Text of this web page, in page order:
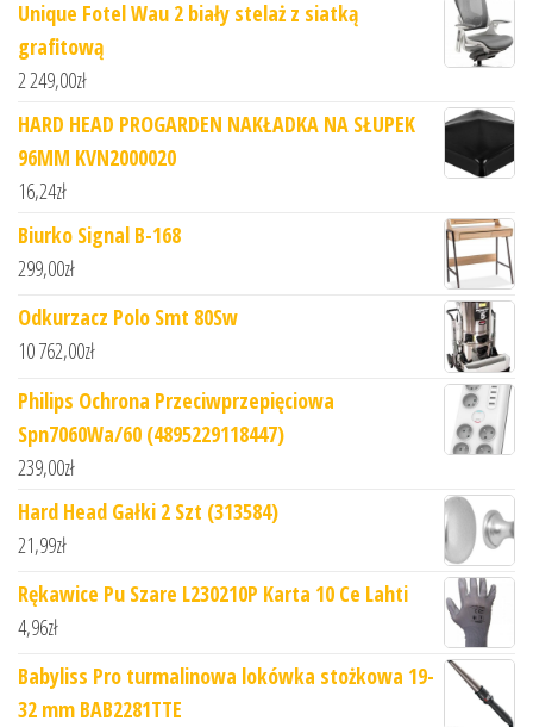
Unique Fotel Wau 2 biały stelaż z siatką
grafitową
2 249,00zł
HARD HEAD PROGARDEN NAKŁADKA NA SŁUPEK
96MM KVN2000020
16,24zł
Biurko Signal B-168
299,00zł
Odkurzacz Polo Smt 80Sw
10 762,00zł
Philips Ochrona Przeciwprzepięciowa
Spn7060Wa/60 (4895229118447)
239,00zł
Hard Head Gałki 2 Szt (313584)
21,99zł
Rękawice Pu Szare L230210P Karta 10 Ce Lahti
4,96zł
Babyliss Pro turmalinowa lokówka stożkowa 19-
32 mm BAB2281TTE